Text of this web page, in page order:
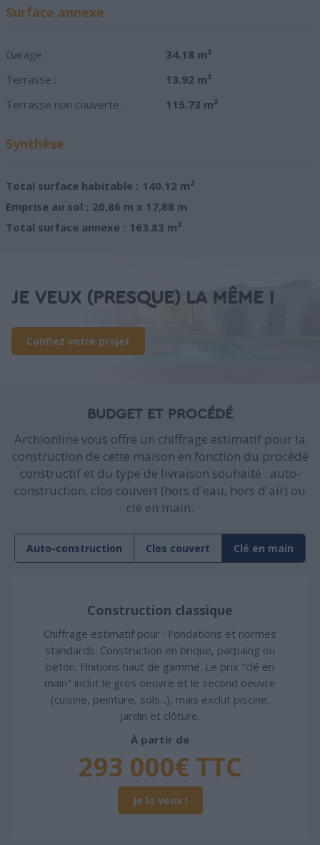
Surface annexe
Garage :
34.18 m²
Terrasse :
13.92 m²
Terrasse non couverte :
115.73 m²
Synthèse
Total surface habitable : 140.12 m²
Emprise au sol : 20,86 m x 17,88 m
Total surface annexe : 163.83 m²
JE VEUX (PRESQUE) LA MÊME !
Confiez votre projet
BUDGET ET PROCÉDÉ
Archionline vous offre un chiffrage estimatif pour la
construction de cette maison en fonction du procédé
constructif et du type de livraison souhaité : auto-
construction, clos couvert (hors d'eau, hors d'air) ou
clé en main.
Auto-construction Clos couvert Clé en main
Construction classique
Chiffrage estimatif pour : Fondations et normes
standards. Construction en brique, parpaing ou
béton. Finitions haut de gamme. Le prix "clé en
main" inclut le gros oeuvre et le second oeuvre
(cuisine, peinture, sols...), mais exclut piscine,
jardin et clôture.
À partir de
293 000€ TTC
Je la veux !